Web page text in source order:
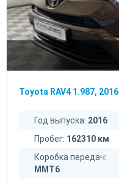
Toyota RAV4 1.987, 2016
Год выпуска: 2016
Пробег: 162310 км
Коробка передач:
MMT6